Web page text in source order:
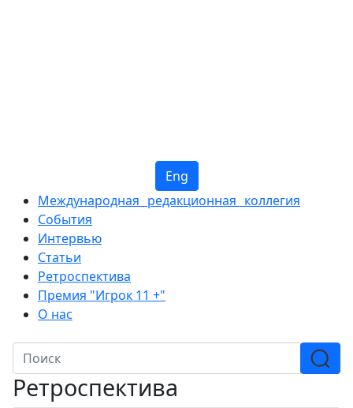
Eng
Международная редакционная коллегия
События
Интервью
Статьи
Ретроспектива
Премия "Игрок 11 +"
О нас
Ретроспектива